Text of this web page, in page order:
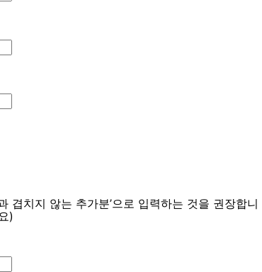
겹치지 않는 추가분’으로 입력하는 것을 권장합니
)